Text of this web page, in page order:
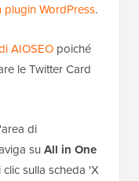
plugin WordPress.
AIOSEO poiché
le Twitter Card
di
su All in One
clic sulla scheda 'X